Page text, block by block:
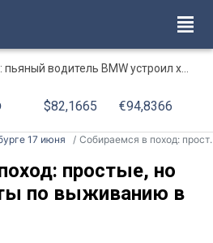
BMW устроил хаос на перекрестке
$82,1665 €94,8366
17 июня Собираемся в поход: простые, но дельные советы по выживанию в дикой природе
простые, но
по выживанию в